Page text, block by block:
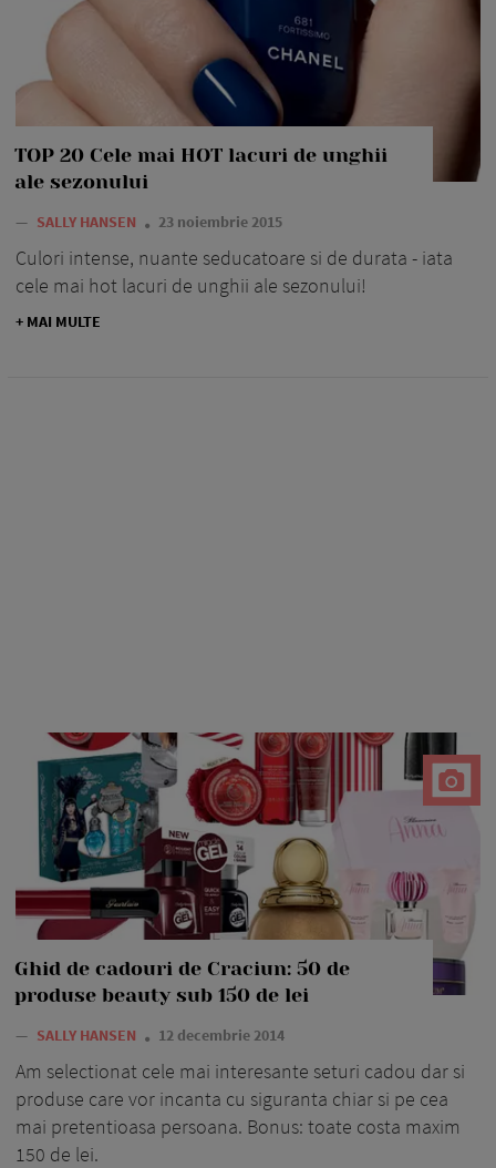
TOP 20 Cele mai HOT lacuri de unghii
ale sezonului
— SALLY HANSEN 23 noiembrie 2015
Culori intense, nuante seducatoare si de durata - iata
cele mai hot lacuri de unghii ale sezonului!
+ MAI MULTE
Ghid de cadouri de Craciun: 50 de
produse beauty sub 150 de lei
— SALLY HANSEN 12 decembrie 2014
Am selectionat cele mai interesante seturi cadou dar si
produse care vor incanta cu siguranta chiar si pe cea
mai pretentioasa persoana. Bonus: toate costa maxim
150 de lei.